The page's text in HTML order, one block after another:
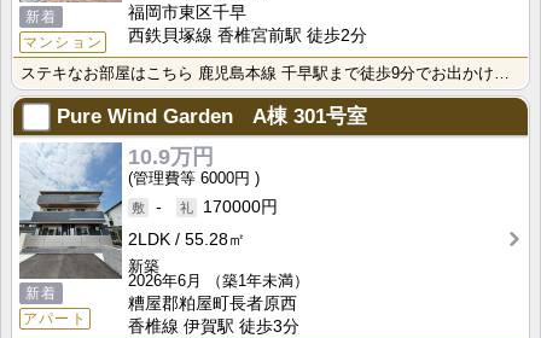
新着
マンション
福岡市東区千早
西鉄貝塚線 香椎宮前駅 徒歩2分
Pure Wind Garden A棟 301号室
新着
アパート
10.9万円
6000円
-
170000円
2LDK
55.28㎡
新築
2026年6月
（築1年未満）
糟屋郡粕屋町長者原西
香椎線 伊賀駅 徒歩3分